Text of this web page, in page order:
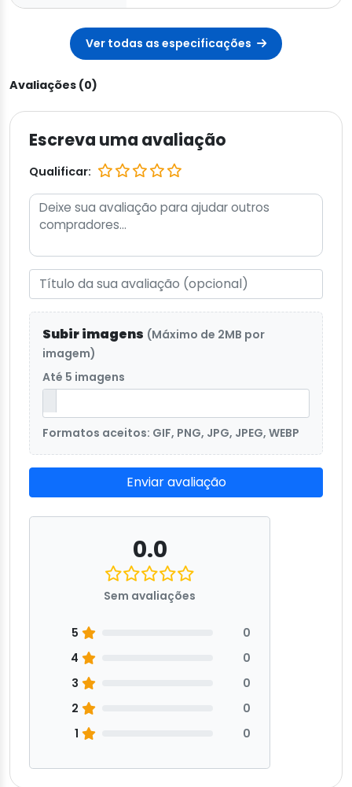
Ver todas as especificações
Avaliações (0)
Escreva uma avaliação
Qualificar:
Subir imagens (Máximo de 2MB por
imagem)
Até 5 imagens
Formatos aceitos: GIF, PNG, JPG, JPEG, WEBP
Enviar avaliação
0.0
Sem avaliações
5
0
4
0
3
0
2
0
1
0